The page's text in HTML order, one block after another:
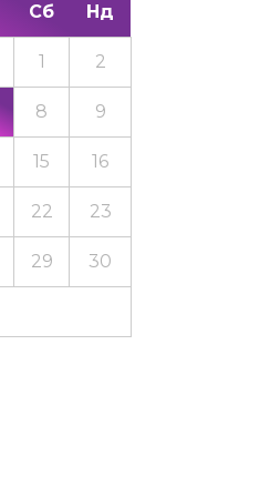
Сб Нд
1 2
8 9
15 16
22 23
29 30